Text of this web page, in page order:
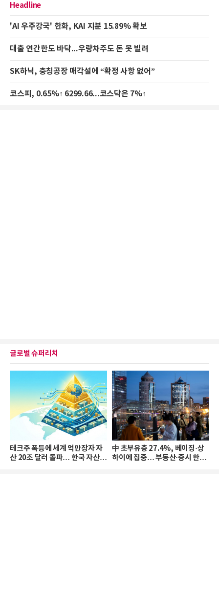
Headline
'AI 우주강국' 한화, KAI 지분 15.89% 확보
대출 연간한도 바닥...우량차주도 돈 못 빌려
SK하닉, 충칭공장 매각설에 “확정 사항 없어”
코스피, 0.65%↑ 6299.66...코스닥은 7%↑
글로벌 슈퍼리치
테크주 폭등에 세계 억만장자 자
산 20조 달러 돌파… 한국 자산
中 초부유층 27.4%, 베이징·상
하이에 집중… 부동산·증시 한파